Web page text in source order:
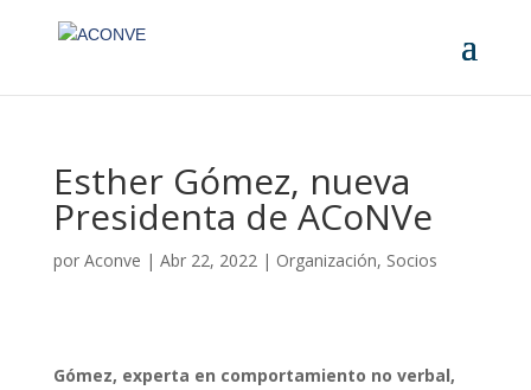
Esther Gómez, nueva
Presidenta de ACoNVe
por Aconve | Abr 22, 2022| Organización, Socios
Gómez, experta en comportamiento no verbal,